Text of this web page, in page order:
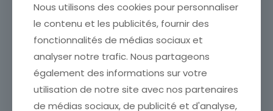
Nous utilisons des cookies pour personnaliser
le contenu et les publicités, fournir des
fonctionnalités de médias sociaux et
analyser notre trafic. Nous partageons
également des informations sur votre
utilisation de notre site avec nos partenaires
de médias sociaux, de publicité et d'analyse,